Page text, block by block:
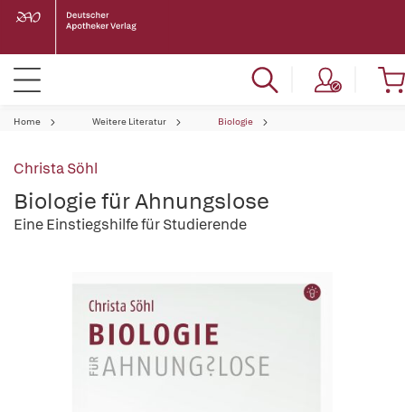
Home Weitere Literatur Biologie
Christa Söhl
Biologie für Ahnungslose
Eine Einstiegshilfe für Studierende